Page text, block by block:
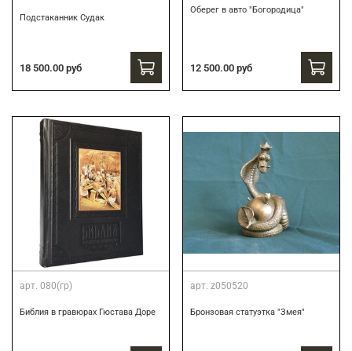
Подстаканник Судак
18 500.00 руб
Оберег в авто "Богородица"
12 500.00 руб
арт. 080(гр)
Библия в гравюрах Гюстава Доре
арт. z050520
Бронзовая статуэтка "Змея"